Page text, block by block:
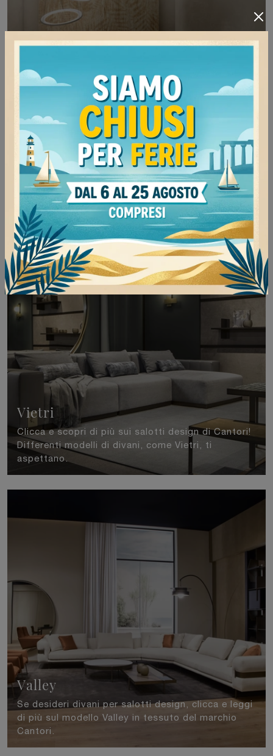
Love
Con salotti e divani con letto di Samoa come il
modello Love in tessuto, potrai completare il tuo
concept d'arredo.
Vietri
Clicca e scopri di più sui salotti design di Cantori!
Differenti modelli di divani, come Vietri, ti
aspettano.
Valley
Se desideri divani per salotti design, clicca e leggi
di più sul modello Valley in tessuto del marchio
Cantori.